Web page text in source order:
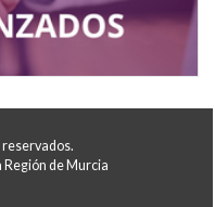
de Murcia